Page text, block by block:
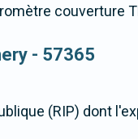
couverture
- 57365
(RIP) dont